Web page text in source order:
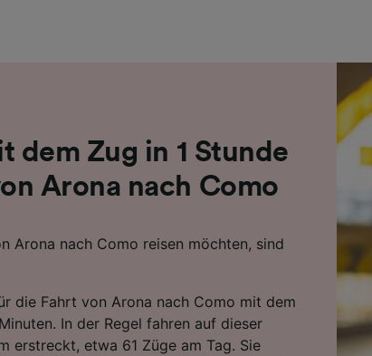
dem Zug in 1 Stunde
Arona nach Como
Arona nach Como reisen möchten, sind
die Fahrt von Arona nach Como mit dem
In der Regel fahren auf dieser
erstreckt, etwa 61 Züge am Tag. Sie